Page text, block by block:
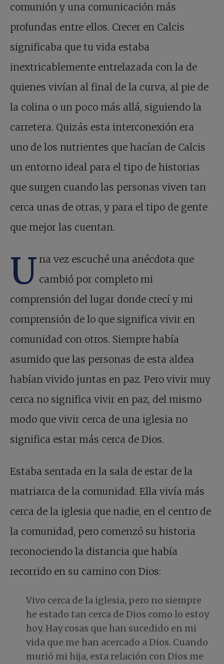
comunión y una comunicación más
profundas entre ellos. Crecer en Calcis
significaba que tu vida estaba
inextricablemente entrelazada con la de
quienes vivían al final de la curva, al pie de
la colina o un poco más allá, siguiendo la
carretera. Quizás esta interconexión era
uno de los nutrientes que hacían de Calcis
un entorno ideal para el tipo de historias
que surgen cuando las personas viven tan
cerca unas de otras, y para el tipo de gente
que mejor las cuentan.
U na vez escuché una anécdota que
cambió por completo mi
comprensión del lugar donde crecí y mi
comprensión de lo que significa vivir en
comunidad con otros. Siempre había
asumido que las personas de esta aldea
habían vivido juntas en paz. Pero vivir muy
cerca no significa vivir en paz, del mismo
modo que vivir cerca de una iglesia no
significa estar más cerca de Dios.
Estaba sentada en la sala de estar de la
matriarca de la comunidad. Ella vivía más
cerca de la iglesia que nadie, en el centro de
la comunidad, pero comenzó su historia
reconociendo la distancia que había
recorrido en su camino con Dios:
Vivo cerca de la iglesia, pero no siempre
he estado tan cerca de Dios como lo estoy
hoy. Hay cosas que han sucedido en mi
vida que me han acercado a Dios. Cuando
murió mi hija, esta relación con Dios me